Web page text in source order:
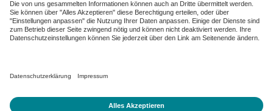
de.jobble.org